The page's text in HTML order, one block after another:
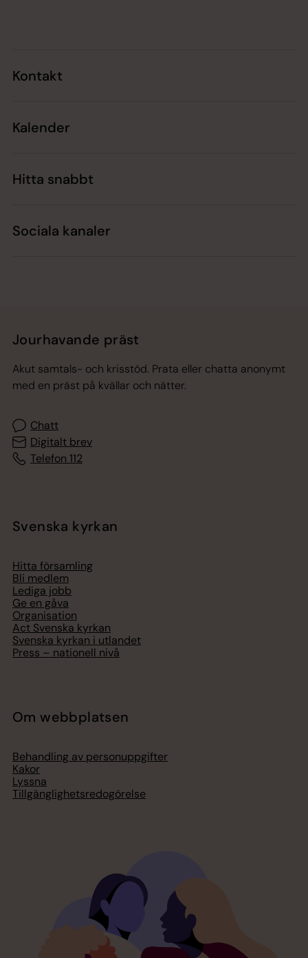
Kontakt
Kalender
Hitta snabbt
Sociala kanaler
Jourhavande präst
Akut samtals- och krisstöd. Prata eller chatta anonymt
med en präst på kvällar och nätter.
Chatt
Digitalt brev
Telefon 112
Svenska kyrkan
Hitta församling
Bli medlem
Lediga jobb
Ge en gåva
Organisation
Act Svenska kyrkan
Svenska kyrkan i utlandet
Press – nationell nivå
Om webbplatsen
Behandling av personuppgifter
Kakor
Lyssna
Tillgänglighetsredogörelse